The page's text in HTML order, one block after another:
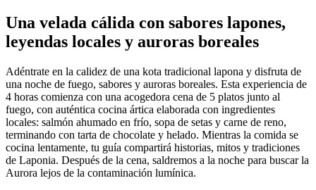
Una velada cálida con sabores lapones,
leyendas locales y auroras boreales
Adéntrate en la calidez de una kota tradicional lapona y disfruta de
una noche de fuego, sabores y auroras boreales. Esta experiencia de
4 horas comienza con una acogedora cena de 5 platos junto al
fuego, con auténtica cocina ártica elaborada con ingredientes
locales: salmón ahumado en frío, sopa de setas y carne de reno,
terminando con tarta de chocolate y helado. Mientras la comida se
cocina lentamente, tu guía compartirá historias, mitos y tradiciones
de Laponia. Después de la cena, saldremos a la noche para buscar la
Aurora lejos de la contaminación lumínica.